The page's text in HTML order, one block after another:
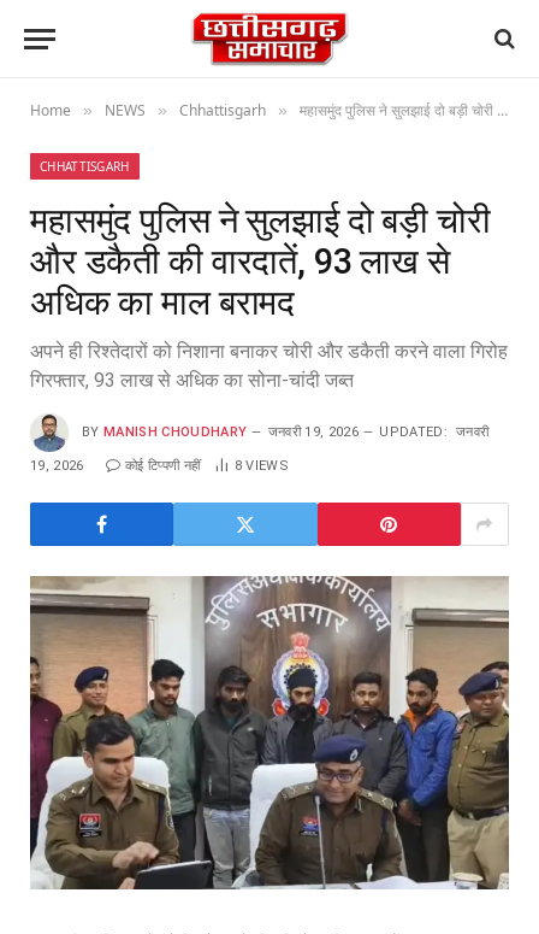
Home » NEWS » Chhattisgarh » महासमुंद पुलिस ने सुलझाई दो बड़ी चोरी और डकैती की वारदातें, 93 लाख से अधिक का माल बरामद
CHHATTISGARH
महासमुंद पुलिस ने सुलझाई दो बड़ी चोरी
और डकैती की वारदातें, 93 लाख से
अधिक का माल बरामद
अपने ही रिश्तेदारों को निशाना बनाकर चोरी और डकैती करने वाला गिरोह
गिरफ्तार, 93 लाख से अधिक का सोना-चांदी जब्त
BY MANISH CHOUDHARY जनवरी 19, 2026 UPDATED: जनवरी
19, 2026 कोई टिप्पणी नहीं 8VIEWS